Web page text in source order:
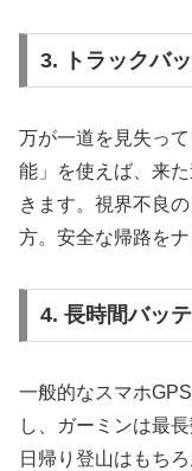
3. トラックバ
万が一道を見失っ
能」を使えば、来
きます。視界不良
方。安全な帰路を
4. 長時間バッ
一般的なスマホ
し、ガーミンは最長
日帰り登山はもち